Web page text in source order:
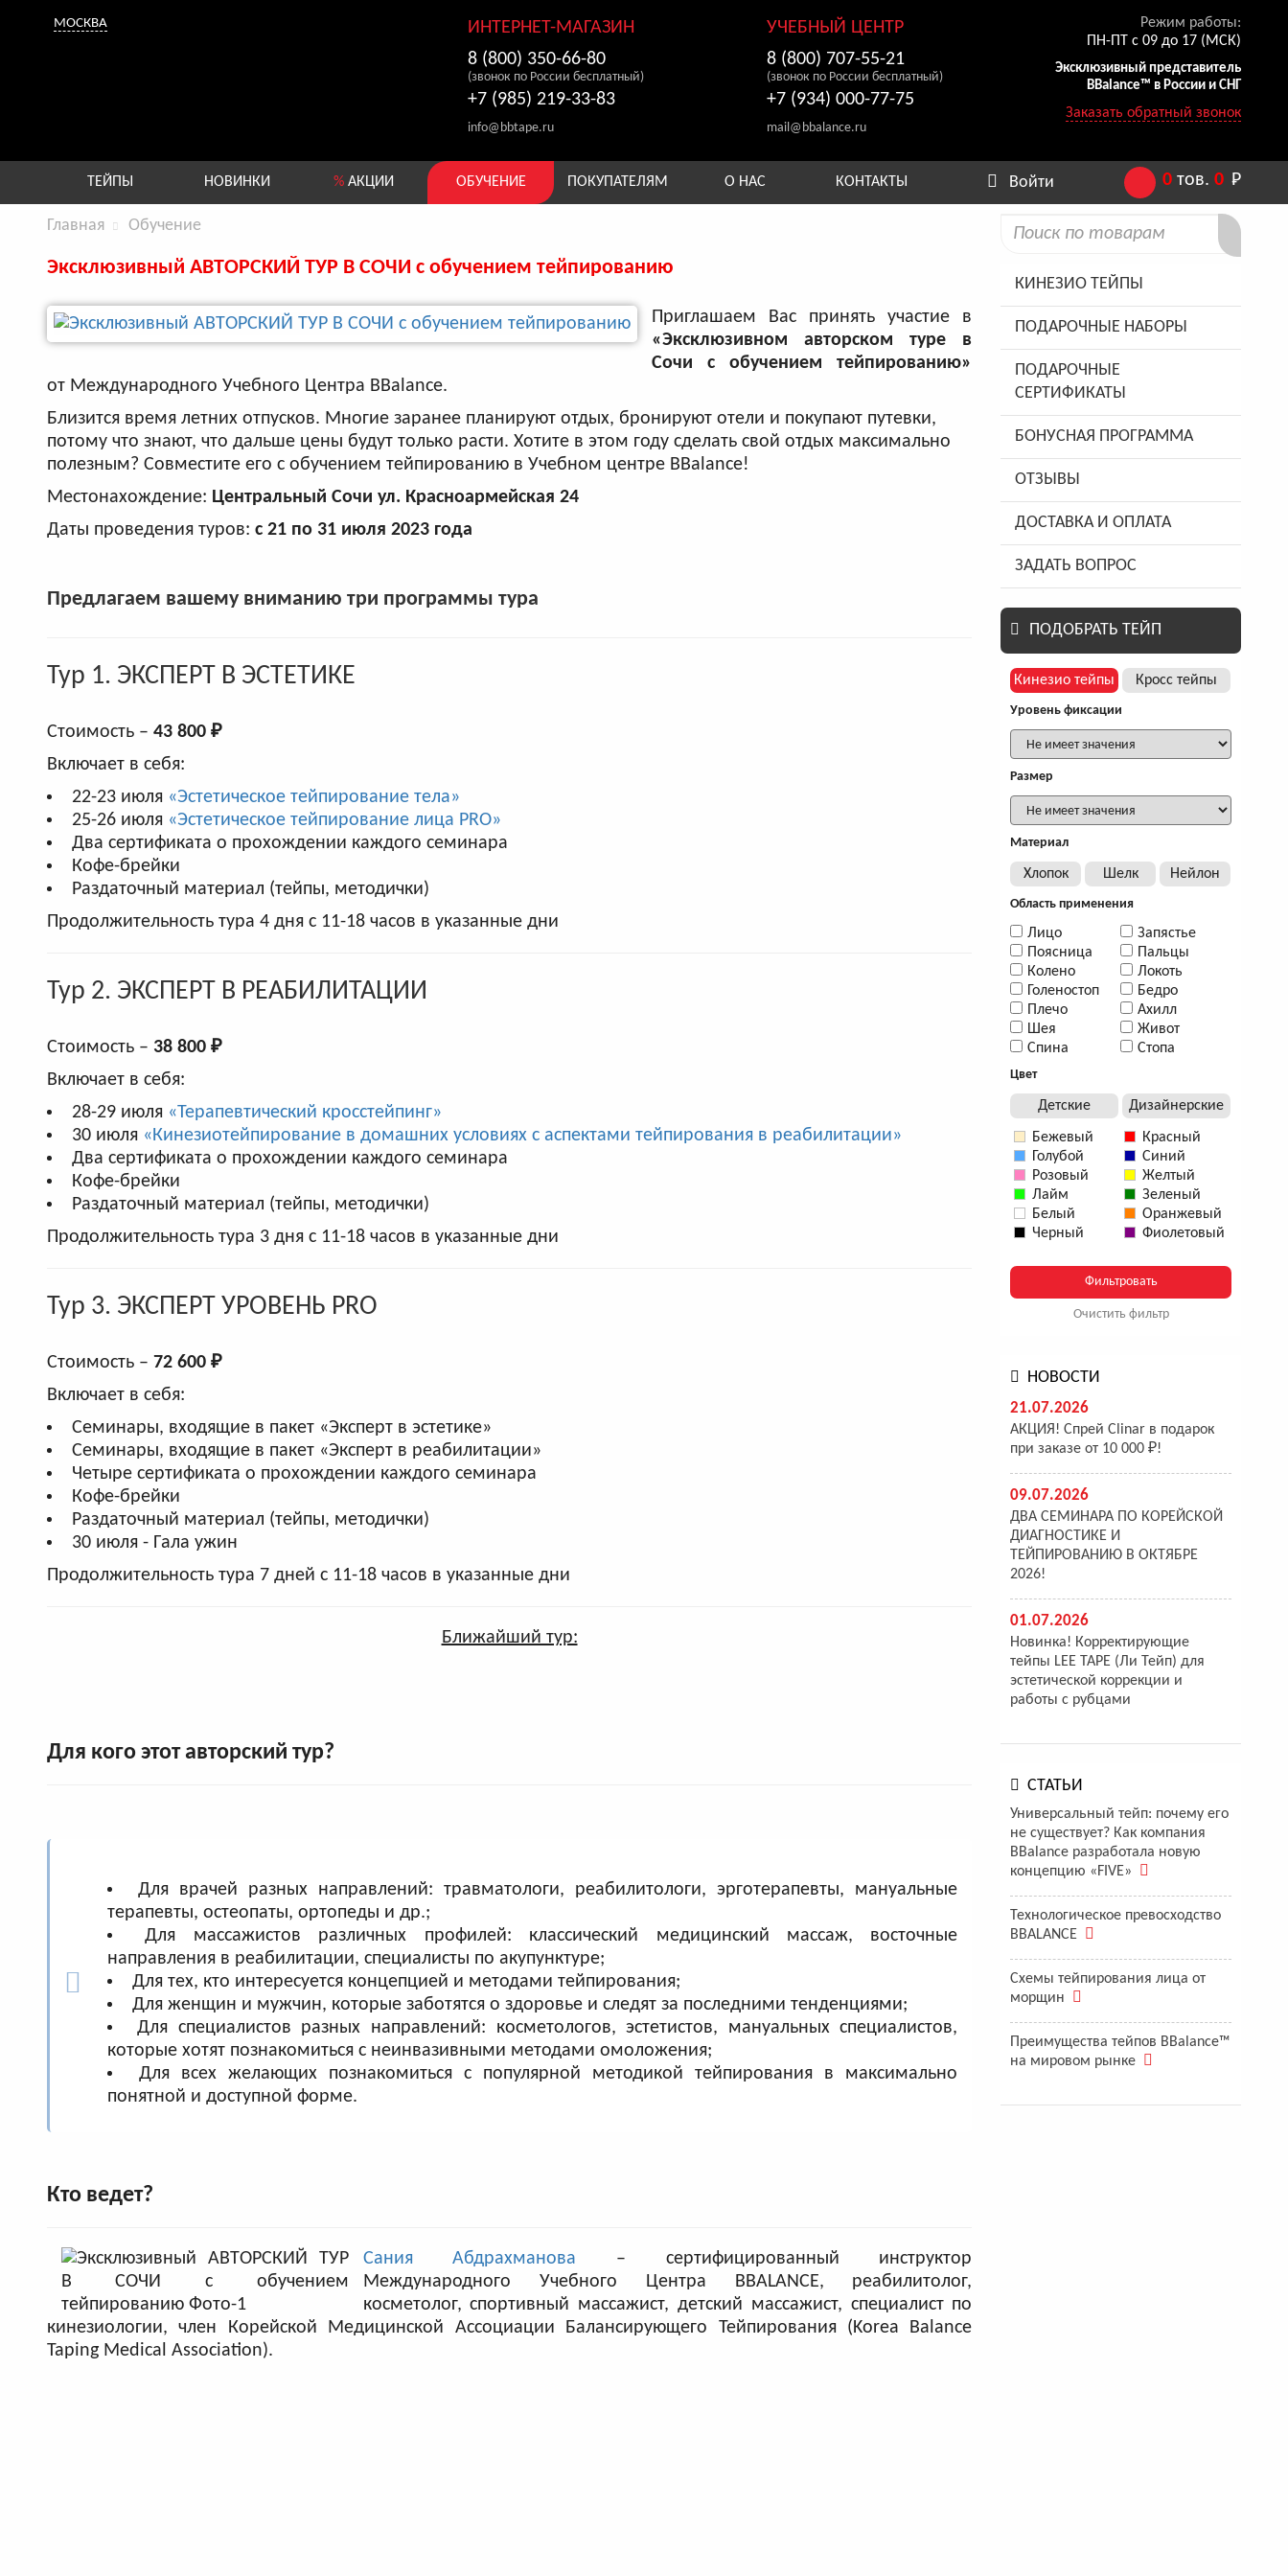
МОСКВА
ИНТЕРНЕТ-МАГАЗИН
8 (800) 350-66-80
(звонок по России бесплатный)
+7 (985) 219-33-83
info@bbtape.ru
УЧЕБНЫЙ ЦЕНТР
8 (800) 707-55-21
(звонок по России бесплатный)
+7 (934) 000-77-75
mail@bbalance.ru
Режим работы:
ПН-ПТ с 09 до 17 (МСК)
Эксклюзивный представитель
BBalance™ в России и СНГ
Заказать обратный звонок
ТЕЙПЫ НОВИНКИ % АКЦИИ ОБУЧЕНИЕ ПОКУПАТЕЛЯМ О НАС КОНТАКТЫ Войти 0 тов.0 Р
Главная Обучение
Эксклюзивный АВТОРСКИЙ ТУР В СОЧИ с обучением тейпированию
Приглашаем Вас принять участие в
«Эксклюзивном авторском туре в
Сочи с обучением тейпированию»
от Международного Учебного Центра BBalance.
Близится время летних отпусков. Многие заранее планируют отдых, бронируют отели и покупают путевки,
потому что знают, что дальше цены будут только расти. Хотите в этом году сделать свой отдых максимально
полезным? Совместите его с обучением тейпированию в Учебном центре BBalance!
Местонахождение: Центральный Сочи ул. Красноармейская 24
Даты проведения туров: с 21 по 31 июля 2023 года
Предлагаем вашему вниманию три программы тура
Тур 1. ЭКСПЕРТ В ЭСТЕТИКЕ
Стоимость – 43 800 ₽
Включает в себя:
22-23 июля «Эстетическое тейпирование тела»
25-26 июля «Эстетическое тейпирование лица PRO»
Два сертификата о прохождении каждого семинара
Кофе-брейки
Раздаточный материал (тейпы, методички)
Продолжительность тура 4 дня с 11-18 часов в указанные дни
Тур 2. ЭКСПЕРТ В РЕАБИЛИТАЦИИ
Стоимость – 38 800 ₽
Включает в себя:
28-29 июля «Терапевтический кросстейпинг»
30 июля «Кинезиотейпирование в домашних условиях с аспектами тейпирования в реабилитации»
Два сертификата о прохождении каждого семинара
Кофе-брейки
Раздаточный материал (тейпы, методички)
Продолжительность тура 3 дня с 11-18 часов в указанные дни
Тур 3. ЭКСПЕРТ УРОВЕНЬ PRO
Стоимость – 72 600 ₽
Включает в себя:
Семинары, входящие в пакет «Эксперт в эстетике»
Семинары, входящие в пакет «Эксперт в реабилитации»
Четыре сертификата о прохождении каждого семинара
Кофе-брейки
Раздаточный материал (тейпы, методички)
30 июля - Гала ужин
Продолжительность тура 7 дней с 11-18 часов в указанные дни
Ближайший тур:
Для кого этот авторский тур?
Для врачей разных направлений: травматологи, реабилитологи, эрготерапевты, мануальные
терапевты, остеопаты, ортопеды и др.;
Для массажистов различных профилей: классический медицинский массаж, восточные
направления в реабилитации, специалисты по акупунктуре;
Для тех, кто интересуется концепцией и методами тейпирования;
Для женщин и мужчин, которые заботятся о здоровье и следят за последними тенденциями;
Для специалистов разных направлений: косметологов, эстетистов, мануальных специалистов,
которые хотят познакомиться с неинвазивными методами омоложения;
Для всех желающих познакомиться с популярной методикой тейпирования в максимально
понятной и доступной форме.
Кто ведет?
Сания Абдрахманова – сертифицированный инструктор
Международного Учебного Центра BBALANCE, реабилитолог,
косметолог, спортивный массажист, детский массажист, специалист по
кинезиологии, член Корейской Медицинской Ассоциации Балансирующего Тейпирования (Korea Balance
Taping Medical Association).
КИНЕЗИО ТЕЙПЫ
ПОДАРОЧНЫЕ НАБОРЫ
ПОДАРОЧНЫЕ
СЕРТИФИКАТЫ
БОНУСНАЯ ПРОГРАММА
ОТЗЫВЫ
ДОСТАВКА И ОПЛАТА
ЗАДАТЬ ВОПРОС
ПОДОБРАТЬ ТЕЙП
Кинезио тейпы Кросс тейпы
Уровень фиксации
Размер
Материал
Хлопок Шелк Нейлон
Область применения
Лицо
Поясница
Колено
Голеностоп
Плечо
Шея
Спина
Запястье
Пальцы
Локоть
Бедро
Ахилл
Живот
Стопа
Цвет
Детские Дизайнерские
Бежевый
Голубой
Розовый
Лайм
Белый
Черный
Красный
Синий
Желтый
Зеленый
Оранжевый
Фиолетовый
Очистить фильтр
НОВОСТИ
21.07.2026
АКЦИЯ! Спрей Clinar в подарок
при заказе от 10 000 ₽!
09.07.2026
ДВА СЕМИНАРА ПО КОРЕЙСКОЙ
ДИАГНОСТИКЕ И
ТЕЙПИРОВАНИЮ В ОКТЯБРЕ
2026!
01.07.2026
Новинка! Корректирующие
тейпы LEE TAPE (Ли Тейп) для
эстетической коррекции и
работы с рубцами
СТАТЬИ
Универсальный тейп: почему его
не существует? Как компания
BBalance разработала новую
концепцию «FIVE»
Технологическое превосходство
BBALANCE
Схемы тейпирования лица от
морщин
Преимущества тейпов BBalance™
на мировом рынке